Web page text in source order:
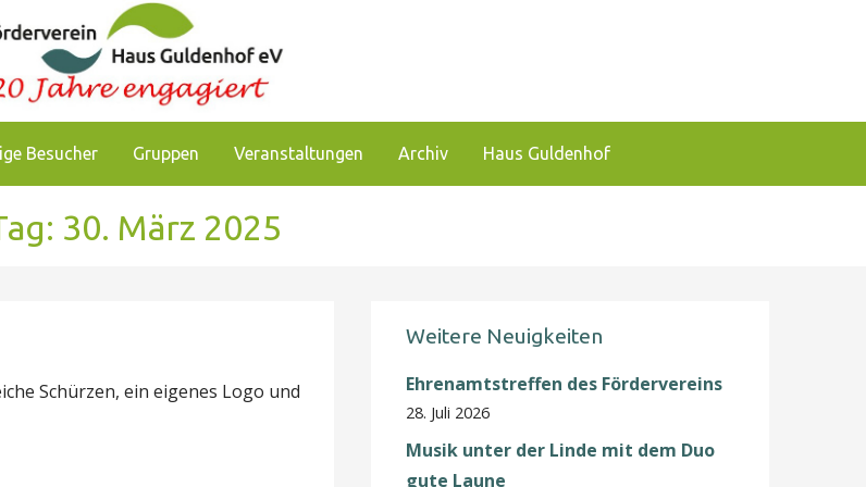
Besucher Gruppen Veranstaltungen Archiv Haus Guldenhof
30. März 2025
Schürzen, ein eigenes Logo und
Weitere Neuigkeiten
Ehrenamtstreffen des Fördervereins
28. Juli 2026
Musik unter der Linde mit dem Duo
gute Laune